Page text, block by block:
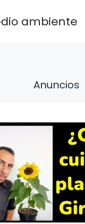
ambiente
Anuncios